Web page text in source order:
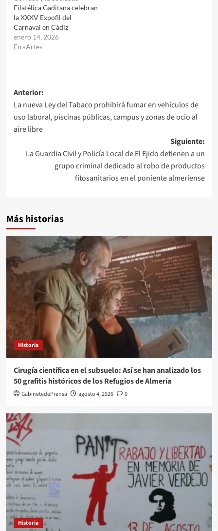
Filatélica Gaditana celebran
la XXXV Expofil del
Carnaval en Cádiz
enero 14, 2026
En «Arte»
Navegación
de
entradas
Anterior:
La nueva Ley del Tabaco prohibirá fumar en vehículos de
uso laboral, piscinas públicas, campus y zonas de ocio al
aire libre
Siguiente:
La Guardia Civil y Policía Local de El Ejido detienen a un
grupo criminal dedicado al robo de productos
fitosanitarios en el poniente almeriense
Más historias
Historia
Cirugía científica en el subsuelo: Así se han analizado los
50 grafitis históricos de los Refugios de Almería
GabinetedePrensa agosto 4, 2026 0
Historia